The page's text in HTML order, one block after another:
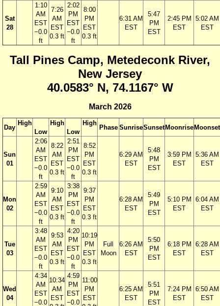
Sat
28
1:10
AM
EST
−0.0
ft
7:26
AM
EST
0.3 ft
2:02
PM
EST
−0.0
ft
8:00
PM
EST
0.3 ft
6:31 AM
EST
5:47
PM
EST
2:45 PM
EST
5:02 AM
EST
Tall Pines Camp, Metedeconk River,
New Jersey
40.0583° N, 74.1167° W
March 2026
Day
High
Low
High
Low
High
Phase SunriseSunset Moonrise Moonset
Sun
01
2:06
AM
EST
−0.0
ft
8:22
AM
EST
0.3 ft
2:51
PM
EST
−0.0
ft
8:52
PM
EST
0.3 ft
6:29 AM
EST
5:48
PM
EST
3:59 PM
EST
5:36 AM
EST
Mon
02
2:59
AM
EST
−0.0
ft
9:10
AM
EST
0.3 ft
3:38
PM
EST
−0.0
ft
9:37
PM
EST
0.3 ft
6:28 AM
EST
5:49
PM
EST
5:10 PM
EST
6:04 AM
EST
Tue
03
3:48
AM
EST
−0.0
ft
9:53
AM
EST
0.3 ft
4:20
PM
EST
−0.0
ft
10:19
PM
EST
0.3 ft
Full
Moon
6:26 AM
EST
5:50
PM
EST
6:18 PM
EST
6:28 AM
EST
Wed
04
4:34
AM
EST
−0.0
10:34
AM
EST
4:59
PM
EST
−0.0
11:00
PM
EST
6:25 AM
EST
5:51
PM
EST
7:24 PM
EST
6:50 AM
EST